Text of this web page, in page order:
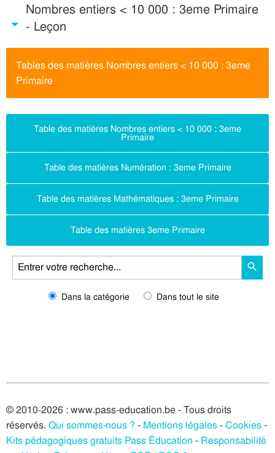
Nombres entiers < 10 000 : 3eme Primaire
- Leçon
Tables des matières Nombres entiers < 10 000 : 3eme
Primaire
Table des matières Nombres entiers < 10 000 : 3eme
Primaire
Table des matières Numération : 3eme Primaire
Table des matières Mathématiques : 3eme Primaire
Table des matières 3eme Primaire
Dans la catégorie Dans tout le site
© 2010-2026 : www.pass-education.be - Tous droits
réservés. Qui sommes-nous ? - Mentions légales-Cookies-
Kits pédagogiques gratuits Pass Éducation - Responsabilité